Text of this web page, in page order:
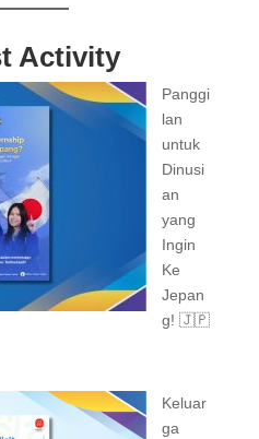
Activity
Panggi
lan
untuk
Dinusi
an
yang
Ingin
Ke
Jepan
g! 🇯🇵
Keluar
ga